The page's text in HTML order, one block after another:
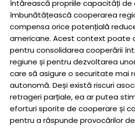
întărească propriile capacități de
îmbunătățească cooperarea
compensa orice potențială
americane. Acest context poate
pentru consolidarea cooperării
regiune și pentru dezvoltarea
care să asigure o securitate mai
autonomă. Deși există riscuri
retrageri parțiale, ea ar putea
eforturi sporite de cooperare și
pentru a răspunde provocărilor